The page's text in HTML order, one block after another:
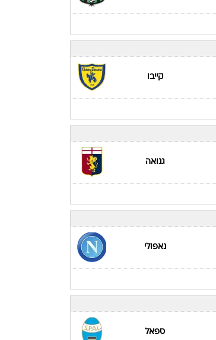
קייבו
גנואה
נאפולי
ספאל